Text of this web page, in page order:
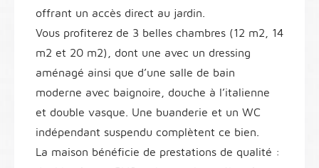
offrant un accès direct au jardin.
Vous profiterez de 3 belles chambres (12 m2, 14
m2 et 20 m2), dont une avec un dressing
aménagé ainsi que d’une salle de bain
moderne avec baignoire, douche à l’italienne
et double vasque. Une buanderie et un WC
indépendant suspendu complètent ce bien.
La maison bénéficie de prestations de qualité :